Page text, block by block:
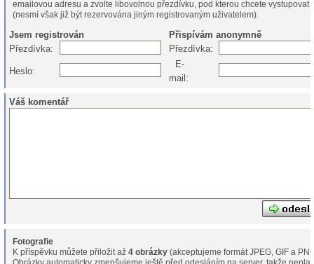
emailovou adresu a zvolte libovolnou přezdívku, pod kterou chcete vystupovat
(nesmí však již být rezervována jiným registrovaným uživatelem).
Jsem registrován
Přispívám anonymně
Přezdívka:
Přezdívka:
Heslo:
E-
mail:
Váš komentář
Fotografie
K příspěvku můžete přiložit až4 obrázky (akceptujeme formát JPEG, GIF a